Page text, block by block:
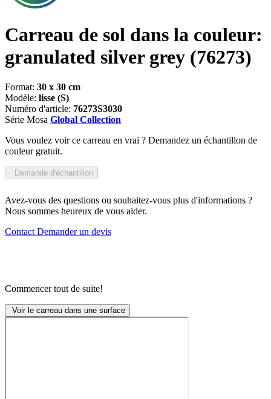
Carreau de sol dans la couleur:
granulated silver grey (76273)
Format: 30 x 30 cm
Modèle: lisse (S)
Numéro d'article: 76273S3030
Série Mosa Global Collection
Vous voulez voir ce carreau en vrai ? Demandez un échantillon de
couleur gratuit.
Demande d'échantillon
Avez-vous des questions ou souhaitez-vous plus d'informations ?
Nous sommes heureux de vous aider.
Contact Demander un devis
Commencer tout de suite!
Voir le carreau dans une surface